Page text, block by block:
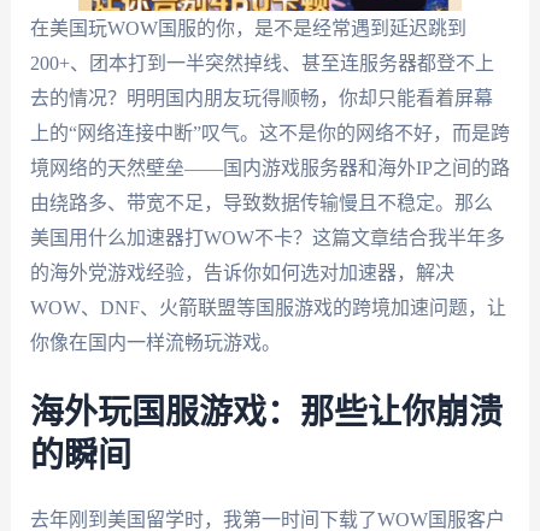
在美国玩WOW国服的你，是不是经常遇到延迟跳到
200+、团本打到一半突然掉线、甚至连服务器都登不上
去的情况？明明国内朋友玩得顺畅，你却只能看着屏幕
上的“网络连接中断”叹气。这不是你的网络不好，而是跨
境网络的天然壁垒——国内游戏服务器和海外IP之间的路
由绕路多、带宽不足，导致数据传输慢且不稳定。那么
美国用什么加速器打WOW不卡？这篇文章结合我半年多
的海外党游戏经验，告诉你如何选对加速器，解决
WOW、DNF、火箭联盟等国服游戏的跨境加速问题，让
你像在国内一样流畅玩游戏。
海外玩国服游戏：那些让你崩溃
的瞬间
去年刚到美国留学时，我第一时间下载了WOW国服客户